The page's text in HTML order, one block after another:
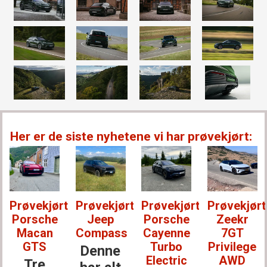
Ladehastighet: 270 kW. 10–80 prosent
på 21 min.
Dekkdimensjon: 235/55 R20 (foran),
285/45 R20 (bak).
Luftmotstandskoeffisient: 0,25 cd.
Konkurrenter: Audi Q6 e-tron,
Mercedes-Benz EQE SUV, Nio EL7,
Xpeng G9, Tesla Model Y Performance.
Her er de siste nyhetene vi har prøvekjørt:
Prøvekjørt:
Porsche
Macan
GTS
Prøvekjørt:
Jeep
Compass
Denne
Prøvekjørt:
Porsche
Cayenne
Turbo
Electric
Zeekr
7GT
Privilege
AWD